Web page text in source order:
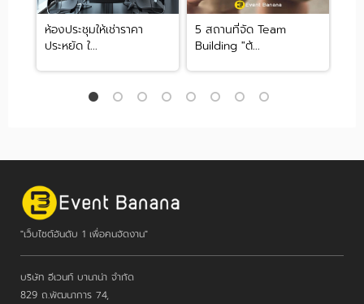
ห้องประชุมให้เช่าราคา
ประหยัด ใ...
5 สถานที่จัด Team
Building "ต้...
"เว็บไซต์อันดับ 1 เพื่อคนจัดงาน"
บริษัท อีเวนท์ บานาน่า จำกัด
829 ถ.พัฒนาการ 74,